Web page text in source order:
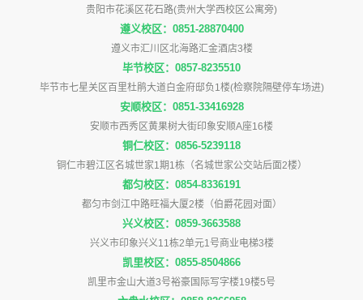
贵阳市花溪区花石路(贵州大学西校区公寓旁)
遵义校区：0851-28870400
遵义市汇川区北海路汇金酒店3楼
毕节校区：0857-8235510
毕节市七星关区百里杜鹃大道白金府邸负1楼(检察院隔壁停车场进)
安顺校区：0851-33416928
安顺市西秀区黄果树大街印象安顺A座16楼
铜仁校区：0856-5239118
铜仁市碧江区名城世家1期1栋（名城世家公交站后面2楼）
都匀校区：0854-8336191
都匀市剑江中路旺福大厦2楼（伯爵花园对面）
兴义校区：0859-3663588
兴义市印象兴义11栋2单元1号商业电梯3楼
凯里校区：0855-8504866
凯里市金山大道3号裕豪国际写字楼19楼5号